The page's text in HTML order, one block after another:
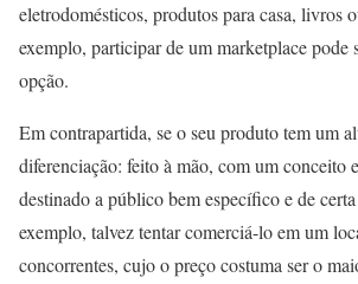
eletrodomésticos, produtos para casa, livros
exemplo, participar de um marketplace pode
opção.
Em contrapartida, se o seu produto tem um
diferenciação: feito à mão, com um conceito
destinado a público bem específico e de
exemplo, talvez tentar comerciá-lo em um
concorrentes, cujo o preço costuma ser o